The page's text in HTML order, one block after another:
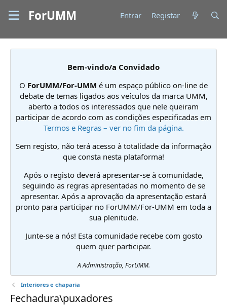
ForUMM Entrar Registar
Bem-vindo/a Convidado
O ForUMM/For-UMM é um espaço público on-line de
debate de temas ligados aos veículos da marca UMM,
aberto a todos os interessados que nele queiram
participar de acordo com as condições especificadas em
Termos e Regras – ver no fim da página.
Sem registo, não terá acesso à totalidade da informação
que consta nesta plataforma!
Após o registo deverá apresentar-se à comunidade,
seguindo as regras apresentadas no momento de se
apresentar. Após a aprovação da apresentação estará
pronto para participar no ForUMM/For-UMM em toda a
sua plenitude.
Junte-se a nós! Esta comunidade recebe com gosto
quem quer participar.
A Administração, ForUMM.
Interiores e chaparia
Fechadura\puxadores